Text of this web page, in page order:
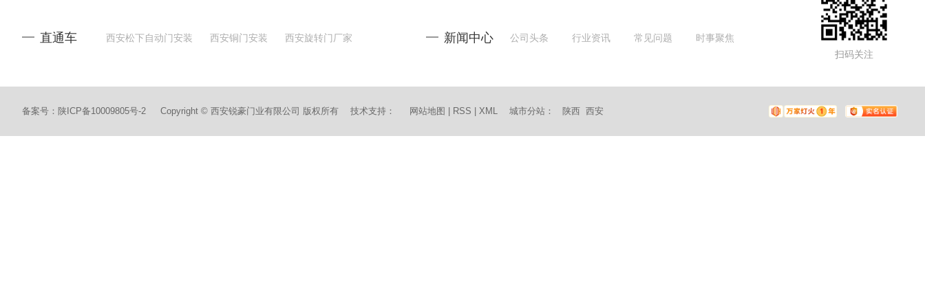
直通车 西安松下自动门安装 西安铜门安装 西安旋转门厂家 新闻中心 公司头条 行业资讯 常见问题
时事聚焦
扫码关注
备案号： 陕ICP备10009805号-2 Copyright © 西安锐豪门业有限公司 版权所有 技术支持： 网站地图 | RSS | XML 城市分站 ： 陕西 西安